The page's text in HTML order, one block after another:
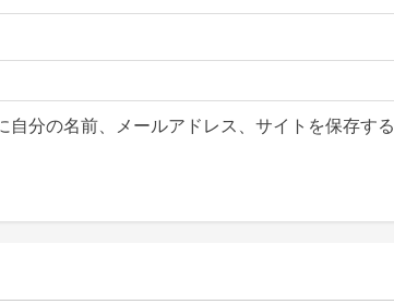
分の名前、メールアドレス、サイトを保存する